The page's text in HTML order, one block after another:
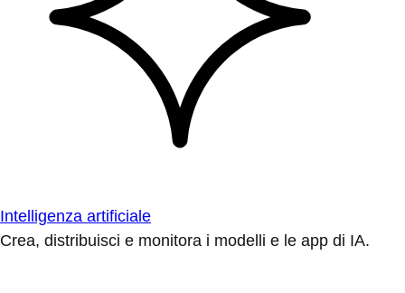
Intelligenza artificiale
Crea, distribuisci e monitora i modelli e le app di IA.